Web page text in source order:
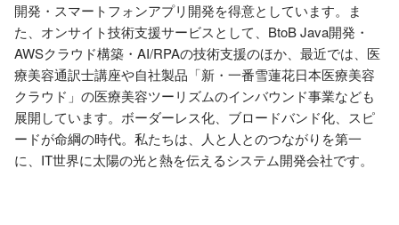
開発・スマートフォンアプリ開発を得意としています。ま
た、オンサイト技術支援サービスとして、BtoB Java開発・
AWSクラウド構築・AI/RPAの技術支援のほか、最近では、医
療美容通訳士講座や自社製品「新・一番雪蓮花日本医療美容
クラウド」の医療美容ツーリズムのインバウンド事業なども
展開しています。ボーダーレス化、ブロードバンド化、スピ
ードが命綱の時代。私たちは、人と人とのつながりを第一
に、IT世界に太陽の光と熱を伝えるシステム開発会社です。